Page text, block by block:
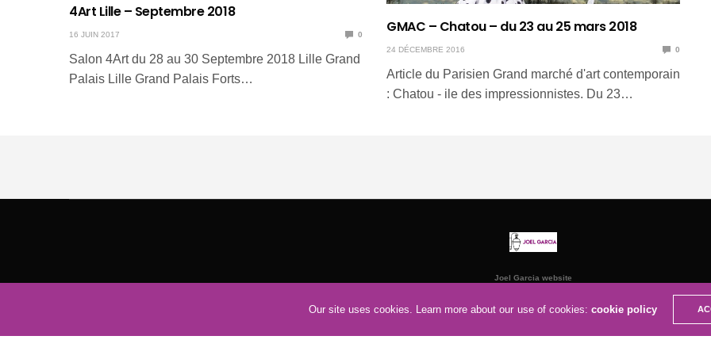
4Art Lille – Septembre 2018
16 JUIN 2017 0
Salon 4Art du 28 au 30 Septembre 2018 Lille Grand
Palais Lille Grand Palais Forts…
GMAC – Chatou – du 23 au 25 mars 2018
24 DÉCEMBRE 2016 0
Article du Parisien Grand marché d'art contemporain
: Chatou - ile des impressionnistes. Du 23…
Joel Garcia website
Our site uses cookies. Learn more about our use of cookies: cookie policy